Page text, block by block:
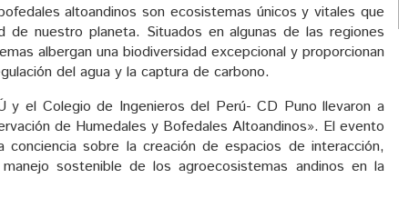
altoandinos son ecosistemas únicos y vitales que
de nuestro planeta. Situados en algunas de las regiones
albergan una biodiversidad excepcional y proporcionan
del agua y la captura de carbono.
y el Colegio de Ingenieros del Perú- CD Puno llevaron a
de Humedales y Bofedales Altoandinos». El evento
sobre la creación de espacios de interacción,
sostenible de los agroecosistemas andinos en la